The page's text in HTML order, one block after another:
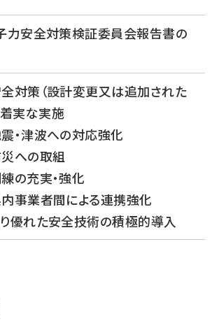
安全対策検証委員会報告書の
全対策（設計変更又は追加された
実な実施
・津波への対応強化
への取組
の充実・強化
内事業者間による連携強化
り優れた安全技術の積極的導入